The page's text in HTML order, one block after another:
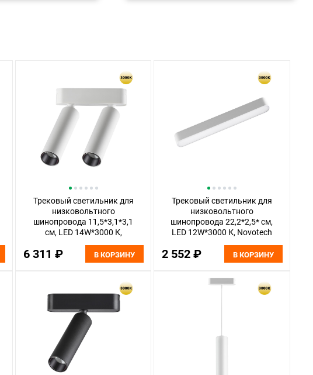
Трековый светильник для
низковольтного
шинопровода 11,5*3,1*3,1
см, LED 14W*3000 К,
359253
6 311 ₽ В КОРЗИНУ
Трековый светильник для
низковольтного
шинопровода 22,2*2,5* см,
LED 12W*3000 К, Novotech
2 552 ₽ В КОРЗИНУ